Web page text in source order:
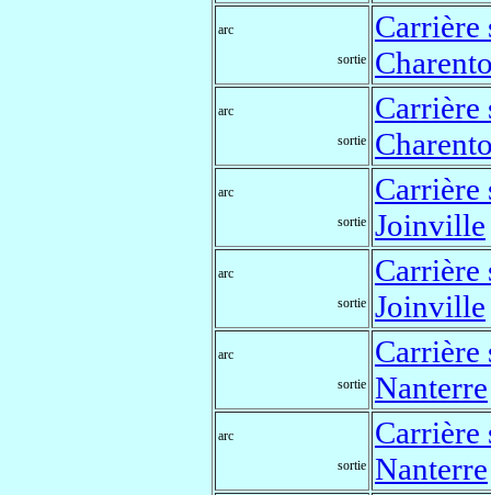
arc
sortie
Carrière
arc
sortie
Carrière
arc
sortie
Carrière
Joinville
arc
sortie
Carrière
Joinville
arc
sortie
Carrière
Nanterre
arc
sortie
Carrière
Nanterre